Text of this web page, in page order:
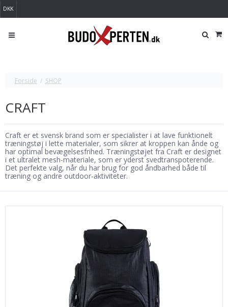
DKK
Forside / SHOP
CRAFT
Craft er et svensk brand som er specialister i at lave funktionelt
træningstøj i lette materialer, som sikrer at kroppen kan ånde og
har optimal bevægelsesfrihed. Træningstøjet fra Craft er designet
i et ultralet mesh-materiale, som er yderst svedtranspoterende.
Det perfekte valg, når du har brug for god åndbarhed både til
træning og andre outdoor-aktiviteter.